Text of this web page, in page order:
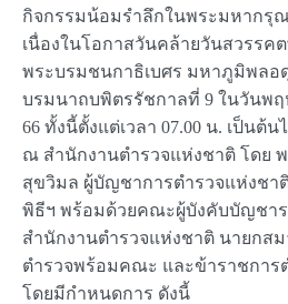
กิจกรรมน้อมรำลึกในพระมหากรุ
เนื่องในโอกาสวันคล้ายวันสวรรค
พระบรมชนกาธิเบศร มหาภูมิพลอ
บรมนาถบพิตรรัชกาลที่ 9 ในวันพฤ
66 ทั้งนี้ตั้งแต่เวลา 07.00 น. เป็นต้น
ณ สำนักงานตำรวจแห่งชาติ โดย
สุขวิมล ผู้บัญชาการตำรวจแห่งชา
พิธีฯ พร้อมด้วยคณะผู้บังคับบัญชาร
สำนักงานตำรวจแห่งชาติ นายกส
ตำรวจพร้อมคณะ และข้าราชการ
โดยมีกำหนดการ ดังนี้